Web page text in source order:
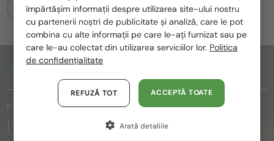
CONTACT PENTRU PROGRAMĂRI
PARTEA DE SUS A PAGINII
RĂMÂI ÎN CONTACT
URMĂRIȚI MAGIA
Polska / PL
Magyarország / HU
United Arab Emirates / EN
Austria / AT
Germania / DE
Franța / FR
împărtășim informații despre utilizarea site-ului nostru
cu partenerii noștri de publicitate și analiză, care le pot
combina cu alte informații pe care le-ați furnizat sau pe
care le-au colectat din utilizarea serviciilor lor. Politica
de confidențialitate
ACCEPTĂ TOATE
REFUZĂ TOT
Arată detaliile